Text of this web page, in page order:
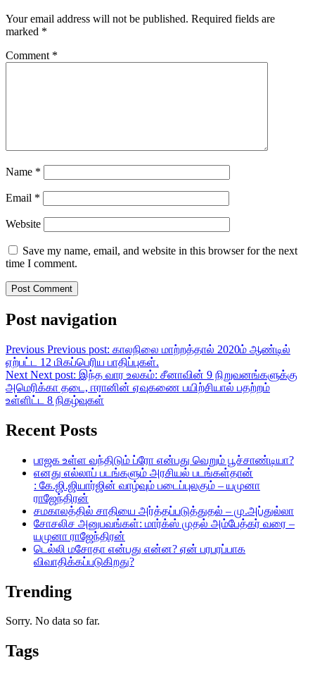
Your email address will not be published. Required fields are
marked *
Comment *
Name *
Email *
Website
Save my name, email, and website in this browser for the next
time I comment.
Post navigation
Previous Previous post: காலநிலை மாற்றத்தால் 2020ம் ஆண்டில்
ஏற்பட்ட 12 மிகப்பெரிய பாதிப்புகள்.
Next Next post: இந்த வார உலகம்: சீனாவின் 9 நிறுவனங்களுக்கு
அமெரிக்கா தடை, ஈரானின் ஏவுகணை பயிற்சியால் பதற்றம்
உள்ளிட்ட 8 நிகழ்வுகள்
Recent Posts
பாஜக உள்ள வந்திடும் ப்ரோ என்பது வெறும் பூச்சாண்டியா?
எனது எல்லாப் படங்களும் அரசியல் படங்கள்தான்
: கே.ஜி.ஜியார்ஜின் வாழ்வும் படைப்புலகும் – யமுனா
ராஜேந்திரன்
சமகாலத்தில் சாதியை அர்த்தப்படுத்துதல் – மு.அப்துல்லா
சோசலிச அனுபவங்கள்: மார்க்ஸ் முதல் அம்பேத்கர் வரை –
யமுனா ராஜேந்திரன்
டெல்லி மசோதா என்பது என்ன? ஏன் பரபரப்பாக
விவாதிக்கப்படுகிறது?
Trending
Sorry. No data so far.
Tags